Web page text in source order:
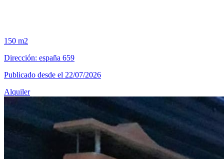
150 m2
Dirección: españa 659
Publicado desde el 22/07/2026
Alquiler